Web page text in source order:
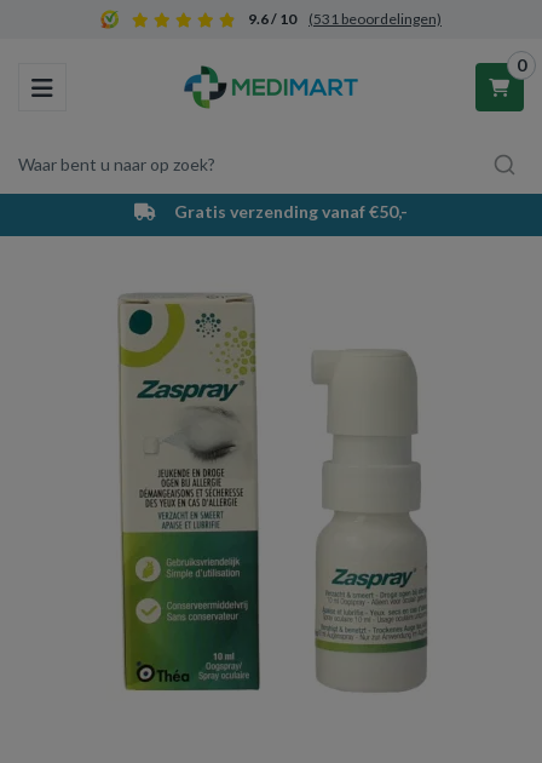
9.6 / 10 (531 beoordelingen)
Toggle navigation
Waar bent u naar op zoek?
0
Winkelwagen
Uw winkelwagen is leeg.
Vul hem met producten.
Gratis verzending vanaf €50,-